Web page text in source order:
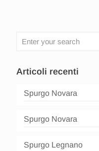
Articoli recenti
Spurgo Novara
Spurgo Novara
Spurgo Legnano